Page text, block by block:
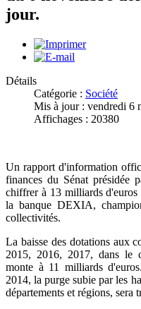
jour.
Détails
Catégorie : Société
Mis à jour : vendredi 6
Affichages : 20380
Un rapport d'information
finances du Sénat présidée
chiffrer à 13 milliards
la banque DEXIA,
collectivités.
La baisse des dotations aux
2015, 2016, 2017, dans le
monte à 11 milliards
2014, la purge subie par les
départements et régions, sera